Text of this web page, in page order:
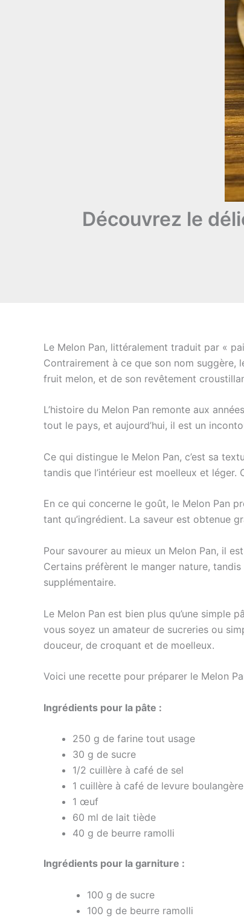
Découvrez le
Le Melon Pan, littéralement traduit par «
Contrairement à ce que son nom suggère,
fruit melon, et de son revêtement
L’histoire du Melon Pan remonte aux
tout le pays, et aujourd’hui, il est un
Ce qui distingue le Melon Pan, c’est sa
tandis que l’intérieur est moelleux et
En ce qui concerne le goût, le Melon Pan
tant qu’ingrédient. La saveur est obtenue
Pour savourer au mieux un Melon Pan, il
Certains préfèrent le manger nature,
supplémentaire.
Le Melon Pan est bien plus qu’une simple
vous soyez un amateur de sucreries ou
douceur, de croquant et de moelleux.
Voici une recette pour préparer le Melon
Ingrédients pour la pâte :
250 g de farine tout usage
30 g de sucre
1/2 cuillère à café de sel
1 cuillère à café de levure
1 œuf
60 ml de lait tiède
40 g de beurre ramolli
Ingrédients pour la garniture :
100 g de sucre
100 g de beurre ramolli